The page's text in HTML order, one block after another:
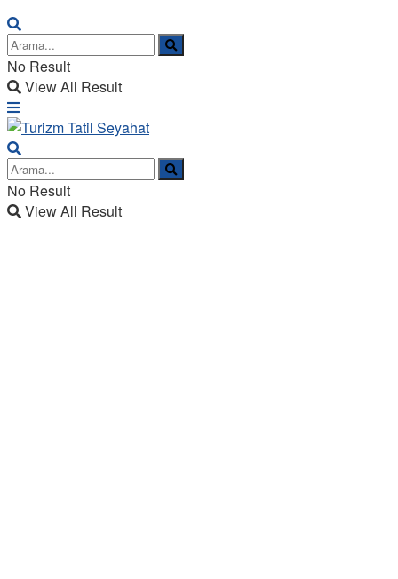
No Result
View All Result
No Result
View All Result